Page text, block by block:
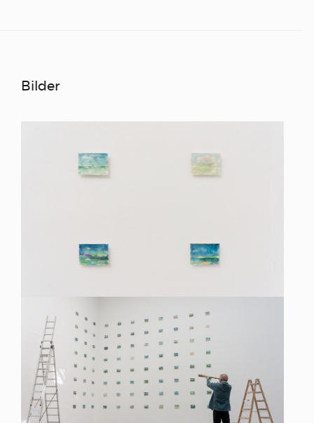
Bilder